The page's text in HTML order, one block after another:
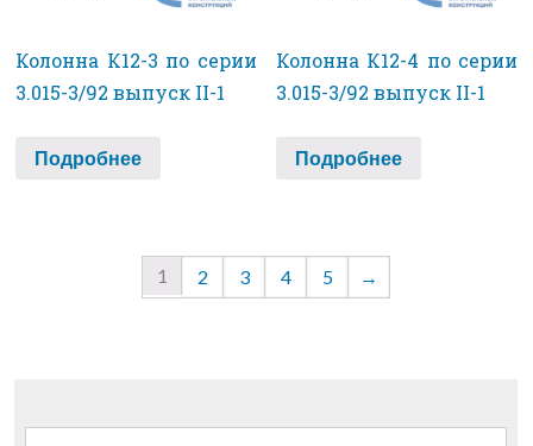
Колонна К12-3 по серии
3.015-3/92 выпуск II-1
Подробнее
Колонна К12-4 по серии
3.015-3/92 выпуск II-1
Подробнее
1 2 3 4 5 →
Найти: